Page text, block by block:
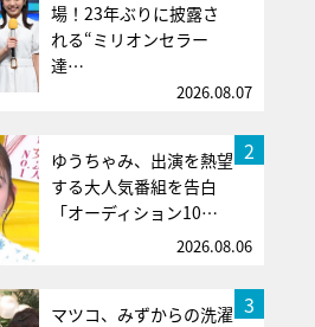
場！23年ぶりに披露さ
れる“ミリオンセラー
達…
2026.08.07
2
ゆうちゃみ、出演を熱望
する大人気番組を告白
「オーディション10…
2026.08.06
3
マツコ、みずからの洗濯